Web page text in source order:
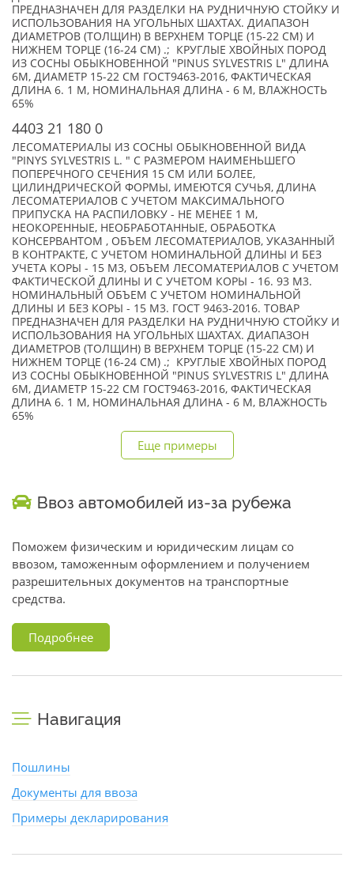
ПРЕДНАЗНАЧЕН ДЛЯ РАЗДЕЛКИ НА РУДНИЧНУЮ СТОЙКУ И
ИСПОЛЬЗОВАНИЯ НА УГОЛЬНЫХ ШАХТАХ. ДИАПАЗОН
ДИАМЕТРОВ (ТОЛЩИН) В ВЕРХНЕМ ТОРЦЕ (15-22 СМ) И
НИЖНЕМ ТОРЦЕ (16-24 СМ) .; КРУГЛЫЕ ХВОЙНЫХ ПОРОД
ИЗ СОСНЫ ОБЫКНОВЕННОЙ "PINUS SYLVESTRIS L" ДЛИНА
6М, ДИАМЕТР 15-22 СМ ГОСТ9463-2016, ФАКТИЧЕСКАЯ
ДЛИНА 6. 1 М, НОМИНАЛЬНАЯ ДЛИНА - 6 М, ВЛАЖНОСТЬ
65%
4403 21 180 0
ЛЕСОМАТЕРИАЛЫ ИЗ СОСНЫ ОБЫКНОВЕННОЙ ВИДА
"PINYS SYLVESTRIS L. " С РАЗМЕРОМ НАИМЕНЬШЕГО
ПОПЕРЕЧНОГО СЕЧЕНИЯ 15 СМ ИЛИ БОЛЕЕ,
ЦИЛИНДРИЧЕСКОЙ ФОРМЫ, ИМЕЮТСЯ СУЧЬЯ, ДЛИНА
ЛЕСОМАТЕРИАЛОВ С УЧЕТОМ МАКСИМАЛЬНОГО
ПРИПУСКА НА РАСПИЛОВКУ - НЕ МЕНЕЕ 1 М,
НЕОКОРЕННЫЕ, НЕОБРАБОТАННЫЕ, ОБРАБОТКА
КОНСЕРВАНТОМ , ОБЪЕМ ЛЕСОМАТЕРИАЛОВ, УКАЗАННЫЙ
В КОНТРАКТЕ, С УЧЕТОМ НОМИНАЛЬНОЙ ДЛИНЫ И БЕЗ
УЧЕТА КОРЫ - 15 М3, ОБЪЕМ ЛЕСОМАТЕРИАЛОВ С УЧЕТОМ
ФАКТИЧЕСКОЙ ДЛИНЫ И С УЧЕТОМ КОРЫ - 16. 93 М3.
НОМИНАЛЬНЫЙ ОБЪЕМ С УЧЕТОМ НОМИНАЛЬНОЙ
ДЛИНЫ И БЕЗ КОРЫ - 15 М3. ГОСТ 9463-2016. ТОВАР
ПРЕДНАЗНАЧЕН ДЛЯ РАЗДЕЛКИ НА РУДНИЧНУЮ СТОЙКУ И
ИСПОЛЬЗОВАНИЯ НА УГОЛЬНЫХ ШАХТАХ. ДИАПАЗОН
ДИАМЕТРОВ (ТОЛЩИН) В ВЕРХНЕМ ТОРЦЕ (15-22 СМ) И
НИЖНЕМ ТОРЦЕ (16-24 СМ) .; КРУГЛЫЕ ХВОЙНЫХ ПОРОД
ИЗ СОСНЫ ОБЫКНОВЕННОЙ "PINUS SYLVESTRIS L" ДЛИНА
6М, ДИАМЕТР 15-22 СМ ГОСТ9463-2016, ФАКТИЧЕСКАЯ
ДЛИНА 6. 1 М, НОМИНАЛЬНАЯ ДЛИНА - 6 М, ВЛАЖНОСТЬ
65%
Еще примеры
Ввоз автомобилей из-за рубежа
Поможем физическим и юридическим лицам со
ввозом, таможенным оформлением и получением
разрешительных документов на транспортные
средства.
Подробнее
Навигация
Пошлины
Документы для ввоза
Примеры декларирования